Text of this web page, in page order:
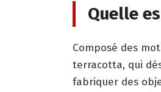
Quelle
Composé des
terracotta, qui
fabriquer des